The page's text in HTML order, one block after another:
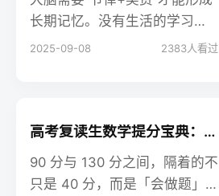
长期记忆。没有生活的学习，
等于让发动机持续空转，迟早
2025-09-08 2383人看过
高考复读生数学提分宝典：从90分到130分的实战攻略
90 分与 130 分之间，隔着的不
只是 40 分，而是「会做题」